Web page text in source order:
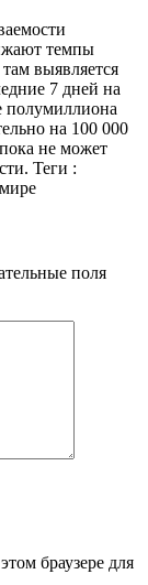
темпы
выявляется
7 дней на
полумиллиона
на 100 000
не может
Теги :
поля
браузере для